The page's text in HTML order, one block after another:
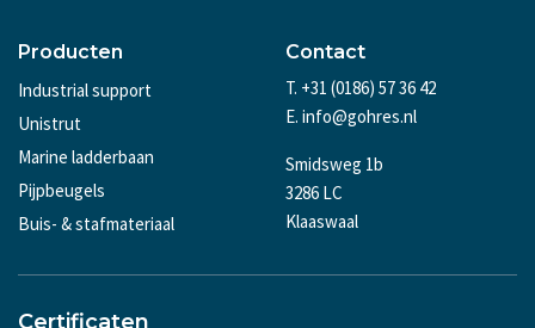
Producten
Industrial support
Unistrut
Marine ladderbaan
Pijpbeugels
Buis- & stafmateriaal
Contact
T. +31 (0186) 57 36 42
E. info@gohres.nl
Smidsweg 1b
3286 LC
Klaaswaal
Certificaten